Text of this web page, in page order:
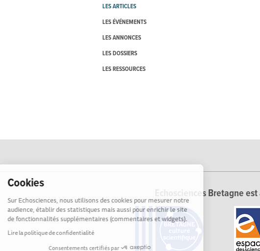
Cookies
Sur Echosciences, nous utilisons des cookies pour mesurer notre
audience, établir des statistiques mais aussi pour enrichir le site
de fonctionnalités supplémentaires (commentaires et widgets).
Lire la politique de confidentialité
Consentements certifiés par
LES ARTICLES
LES ÉVÉNEMENTS
LES ANNONCES
LES DOSSIERS
LES RESSOURCES
Echosciences Bretagne